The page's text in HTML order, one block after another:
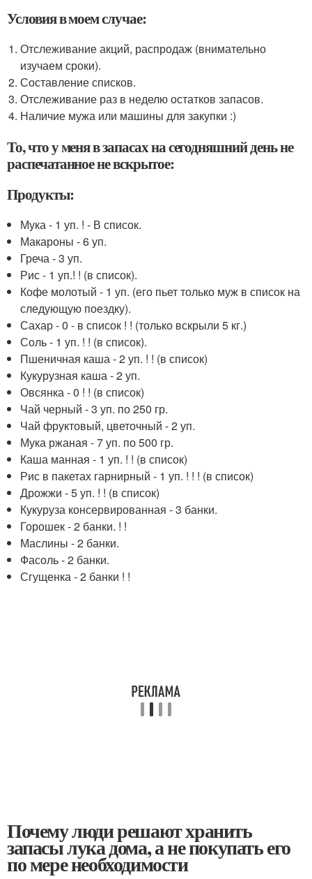
Условия в моем случае:
Отслеживание акций, распродаж (внимательно
изучаем сроки).
Составление списков.
Отслеживание раз в неделю остатков запасов.
Наличие мужа или машины для закупки :)
То, что у меня в запасах на сегодняшний день не
распечатанное не вскрытое:
Продукты:
Мука - 1 уп. ! - В список.
Макароны - 6 уп.
Греча - 3 уп.
Рис - 1 уп.! ! (в список).
Кофе молотый - 1 уп. (его пьет только муж в список на
следующую поездку).
Сахар - 0 - в список ! ! (только вскрыли 5 кг.)
Соль - 1 уп. ! ! (в список).
Пшеничная каша - 2 уп. ! ! (в список)
Кукурузная каша - 2 уп.
Овсянка - 0 ! ! (в список)
Чай черный - 3 уп. по 250 гр.
Чай фруктовый, цветочный - 2 уп.
Мука ржаная - 7 уп. по 500 гр.
Каша манная - 1 уп. ! ! (в список)
Рис в пакетах гарнирный - 1 уп. ! ! ! (в список)
Дрожжи - 5 уп. ! ! (в список)
Кукуруза консервированная - 3 банки.
Горошек - 2 банки. ! !
Маслины - 2 банки.
Фасоль - 2 банки.
Сгущенка - 2 банки ! !
Почему люди решают хранить
запасы лука дома, а не покупать его
по мере необходимости